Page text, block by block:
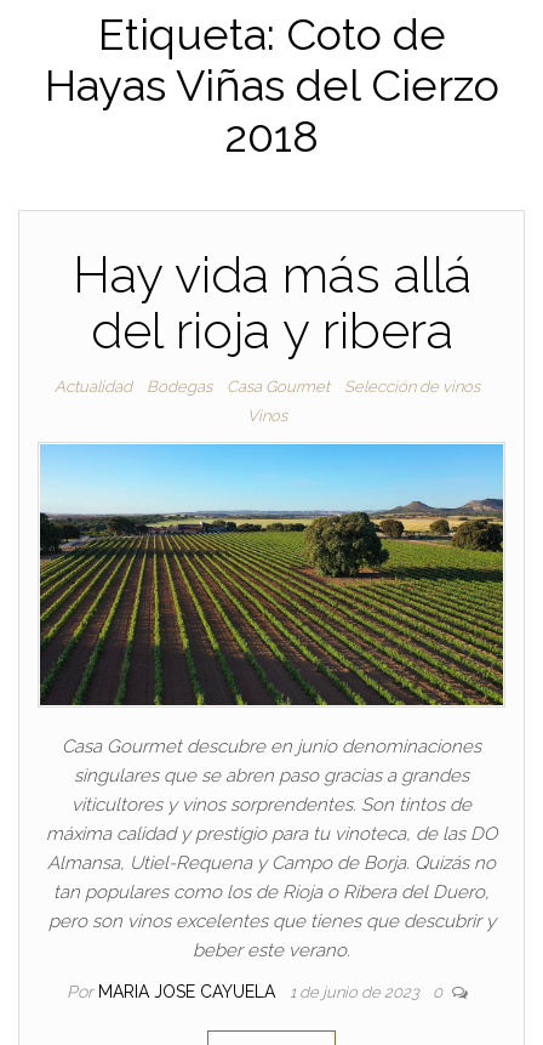
Etiqueta: Coto de
Hayas Viñas del Cierzo
2018
Hay vida más allá
del rioja y ribera
Actualidad Bodegas Casa Gourmet
Selección de vinos
Vinos
Casa Gourmet descubre en junio denominaciones
singulares que se abren paso gracias a grandes
viticultores y vinos sorprendentes. Son tintos de
máxima calidad y prestigio para tu vinoteca, de las DO
Almansa, Utiel-Requena y Campo de Borja. Quizás no
tan populares como los de Rioja o Ribera del Duero,
pero son vinos excelentes que tienes que descubrir y
beber este verano.
Por MARIA JOSE CAYUELA 1 de junio de 2023 0